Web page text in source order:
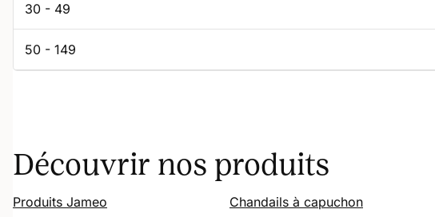
30 - 49
50 - 149
Découvrir nos produits
Produits Jameo
Chandails à capuchon